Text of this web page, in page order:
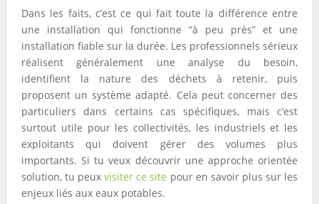
Dans les faits, c’est ce qui fait toute la différence entre
une installation qui fonctionne “à peu près” et une
installation fiable sur la durée. Les professionnels sérieux
réalisent généralement une analyse du besoin,
identifient la nature des déchets à retenir, puis
proposent un système adapté. Cela peut concerner des
particuliers dans certains cas spécifiques, mais c’est
surtout utile pour les collectivités, les industriels et les
exploitants qui doivent gérer des volumes plus
importants. Si tu veux découvrir une approche orientée
solution, tu peuxvisiter ce site pour en savoir plus sur les
enjeux liés aux eaux potables.